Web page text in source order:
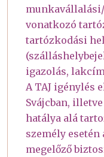
vonatkozó
tartózkodási
igazolás,
A TAJ igénylés
Svájcban,
hatálya alá
személy
megelőző